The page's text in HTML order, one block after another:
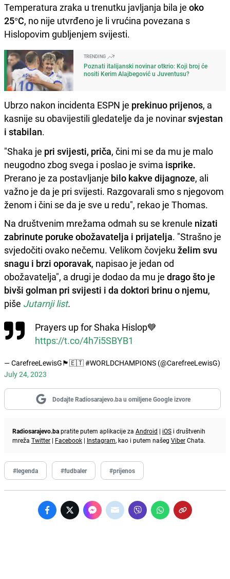
Temperatura zraka u trenutku javljanja bila je oko
25°C, no nije utvrđeno je li vrućina povezana s
Hislopovim gubljenjem svijesti.
TRENDING
Poznati italijanski novinar otkrio: Koji broj će
nositi Kerim Alajbegović u Juventusu?
Ubrzo nakon incidenta ESPN je prekinuo prijenos, a
kasnije su obavijestili gledatelje da je novinarsvjestan
i stabilan.
"Shaka je pri svijesti, priča, čini mi se da mu je malo
neugodno zbog svega i poslao je svima isprike.
Prerano je za postavljanje bilo kakve dijagnoze, ali
važno je da je pri svijesti. Razgovarali smo s njegovom
ženom i čini se da je sve u redu", rekao je Thomas.
Na društvenim mrežama odmah su se krenule nizati
zabrinute poruke obožavatelja i prijatelja. "Strašno je
svjedočiti ovako nečemu. Velikom čovjeku želim svu
snagu i brzi oporavak, napisao je jedan od
obožavatelja", a drugi je dodao da mu je drago što je
bivši golman pri svijesti i da doktori brinu o njemu,
piše Jutarnji list.
Prayers up for Shaka Hislop💙
https://t.co/4h7i5SBYB1
— CarefreeLewisG🏴󠁧󠁢󠁥󠁮󠁧󠁿🇪🇹 #WORLDCHAMPIONS (@CarefreeLewisG)
July 24, 2023
Dodajte Radiosarajevo.ba u omiljene Google izvore
Radiosarajevo.bapratite putem aplikacije za Android | iOS i društvenih
mreža Twitter | Facebook | Instagram, kao i putem našeg ViberChata.
#legenda #fudbaler #prijenos